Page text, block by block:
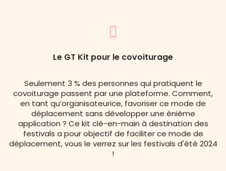
Le GT Kit pour le covoiturage
Seulement 3 % des personnes qui pratiquent le
covoiturage passent par une plateforme. Comment,
en tant qu’organisateurice, favoriser ce mode de
déplacement sans développer une énième
application ? Ce kit clé-en-main à destination des
festivals a pour objectif de faciliter ce mode de
déplacement, vous le verrez sur les festivals d'été 2024
!